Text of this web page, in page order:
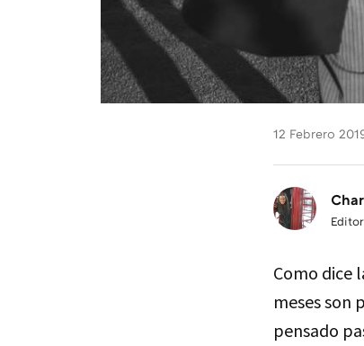
12 Febrero
Como dice
meses son
pensado